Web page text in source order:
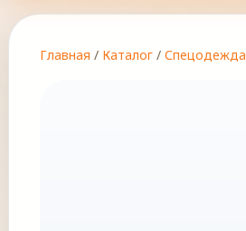
Главная / Каталог / Спецодежда